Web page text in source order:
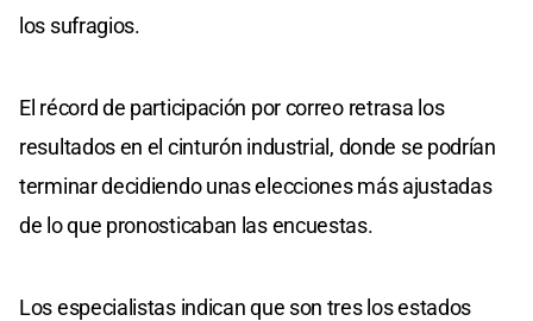
los sufragios.
El récord de participación por correo retrasa los
resultados en el cinturón industrial, donde se podrían
terminar decidiendo unas elecciones más ajustadas
de lo que pronosticaban las encuestas.
Los especialistas indican que son tres los estados